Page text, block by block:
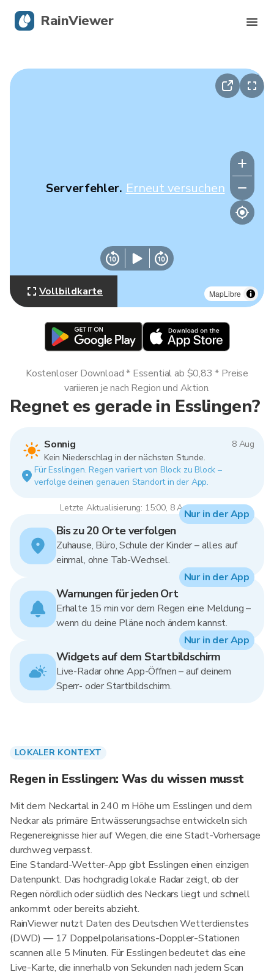
MapLibre
Serverfehler. Erneut versuchen
Vollbildkarte
Regnet es gerade in Esslingen?
Sonnig
8 Aug
Kein Niederschlag in der nächsten Stunde.
Für Esslingen. Regen variiert von Block zu Block –
verfolge deinen genauen Standort in der App.
Letzte Aktualisierung: 15:00, 8 Aug 2026
Kostenloser Download * Essential ab $0,83 * Preise
variieren je nach Region und Aktion.
Bis zu 20 Orte verfolgen
Zuhause, Büro, Schule der Kinder – alles auf
einmal, ohne Tab-Wechsel.
Nur in der App
Warnungen für jeden Ort
Erhalte 15 min vor dem Regen eine Meldung –
wenn du deine Pläne noch ändern kannst.
Nur in der App
Widgets auf dem Startbildschirm
Live-Radar ohne App-Öffnen – auf deinem
Sperr- oder Startbildschirm.
Nur in der App
LOKALER KONTEXT
Regen in Esslingen: Was du wissen musst
Mit dem Neckartal in 240 m Höhe um Esslingen und dem
Neckar als primäre Entwässerungsachse entwickeln sich
Regenereignisse hier auf Wegen, die eine Stadt-Vorhersage
durchweg verpasst.
Eine Standard-Wetter-App gibt Esslingen einen einzigen
Datenpunkt. Das hochgradig lokale Radar zeigt, ob der
Regen nördlich oder südlich des Neckars liegt und schnell
ankommt oder bereits abzieht.
RainViewer nutzt Daten des Deutschen Wetterdienstes
(DWD) — 17 Doppelpolarisations-Doppler-Stationen
scannen alle 5 Minuten. Für Esslingen bedeutet das eine
Live-Karte, die innerhalb von Sekunden nach jedem Scan
RainViewer